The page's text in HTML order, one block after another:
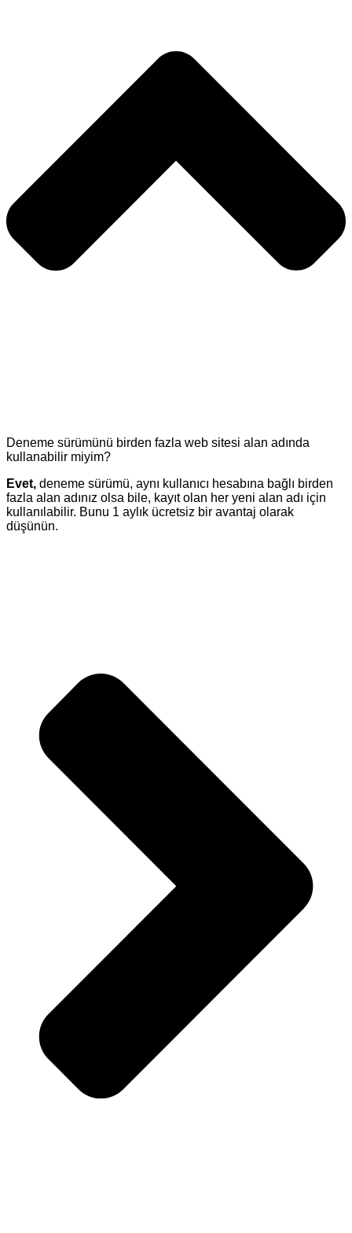
Deneme sürümünü birden fazla web sitesi alan adında
kullanabilir miyim?
Evet, deneme sürümü, aynı kullanıcı hesabına bağlı birden
fazla alan adınız olsa bile, kayıt olan her yeni alan adı için
kullanılabilir. Bunu 1 aylık ücretsiz bir avantaj olarak
düşünün.